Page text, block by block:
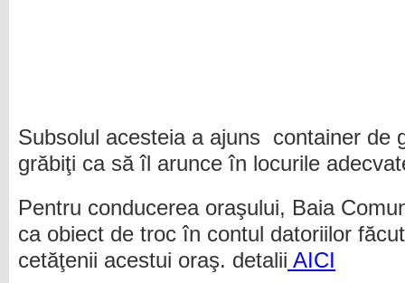
Subsolul acesteia a ajuns container de
grăbiţi ca să îl arunce în locurile
Pentru conducerea oraşului, Baia
ca obiect de troc în contul datoriilor
cetăţenii acestui oraş. detalii AICI